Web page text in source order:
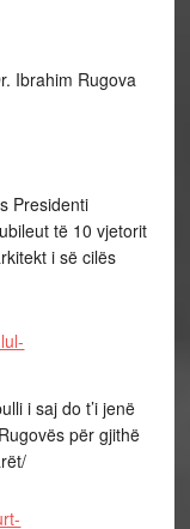
Ibrahim Rugova
Presidenti
të 10 vjetorit
i së cilës
i saj do t’i jenë
për gjithë